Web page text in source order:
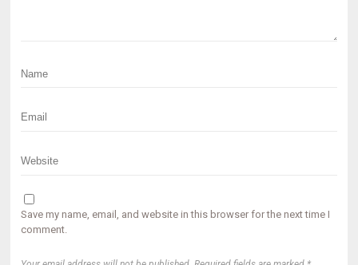
Save my name, email, and website in this browser for the next time I
comment.